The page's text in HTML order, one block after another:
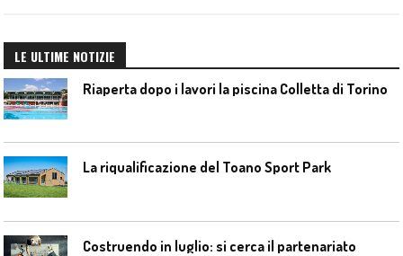
LE ULTIME NOTIZIE
Riaperta dopo i lavori la piscina Colletta di Torino
La riqualificazione del Toano Sport Park
Costruendo in luglio: si cerca il partenariato